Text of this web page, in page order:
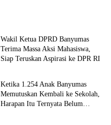
Wakil Ketua DPRD Banyumas
Terima Massa Aksi Mahasiswa,
Siap Teruskan Aspirasi ke DPR RI
Kilas
Ketika 1.254 Anak Banyumas
Memutuskan Kembali ke Sekolah,
Harapan Itu Ternyata Belum
Kilas